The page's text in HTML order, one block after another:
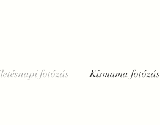
fotózás Kismama fotózás